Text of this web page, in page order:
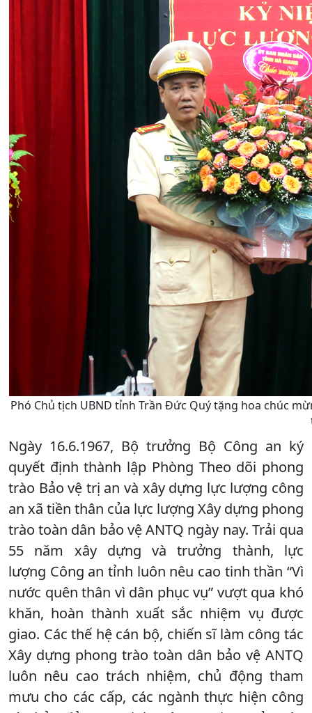
Phó Chủ tịch UBND tỉnh Trần Đức Quý tặng hoa chúc
Ngày 16.6.1967, Bộ trưởng Bộ Công an ký
quyết định thành lập Phòng Theo dõi phong
trào Bảo vệ trị an và xây dựng lực lượng công
an xã tiền thân của lực lượng Xây dựng phong
trào toàn dân bảo vệ ANTQ ngày nay. Trải qua
55 năm xây dựng và trưởng thành, lực
lượng Công an tỉnh luôn nêu cao tinh thần “Vì
nước quên thân vì dân phục vụ” vượt qua khó
khăn, hoàn thành xuất sắc nhiệm vụ được
giao. Các thế hệ cán bộ, chiến sĩ làm công tác
Xây dựng phong trào toàn dân bảo vệ ANTQ
luôn nêu cao trách nhiệm, chủ động tham
mưu cho các cấp, các ngành thực hiện công